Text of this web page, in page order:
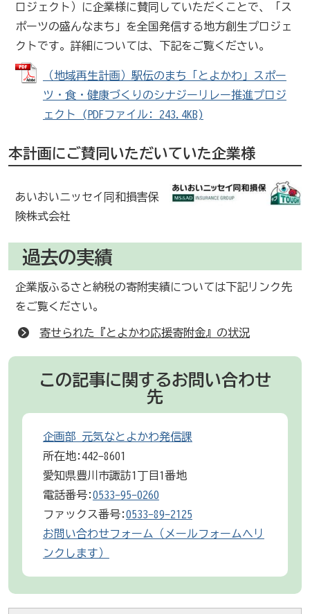
ロジェクト）に企業様に賛同していただくことで、「ス
ポーツの盛んなまち」を全国発信する地方創生プロジェ
クトです。詳細については、下記をご覧ください。
（地域再生計画）駅伝のまち「とよかわ」スポー
ツ・食・健康づくりのシナジーリレー推進プロジ
ェクト (PDFファイル: 243.4KB)
本計画にご賛同いただいていた企業様
あいおいニッセイ同和損害保
険株式会社
過去の実績
企業版ふるさと納税の寄附実績については下記リンク先
をご覧ください。
寄せられた『とよかわ応援寄附金』の状況
この記事に関するお問い合わせ
先
企画部 元気なとよかわ発信課
所在地:442-8601
愛知県豊川市諏訪1丁目1番地
電話番号:0533-95-0260
ファックス番号:0533-89-2125
お問い合わせフォーム（メールフォームへリ
ンクします）